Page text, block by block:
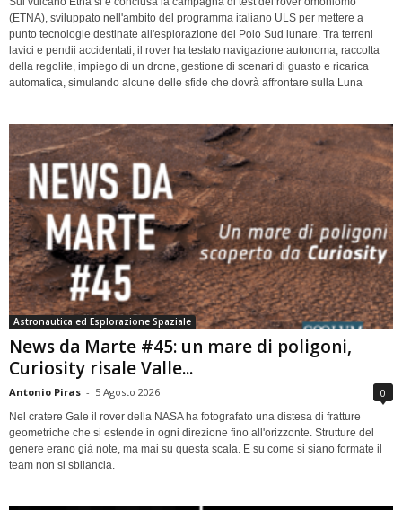
(ETNA), sviluppato nell'ambito del programma italiano ULS per mettere a
punto tecnologie destinate all'esplorazione del Polo Sud lunare. Tra terreni
lavici e pendii accidentati, il rover ha testato navigazione autonoma, raccolta
della regolite, impiego di un drone, gestione di scenari di guasto e ricarica
automatica, simulando alcune delle sfide che dovrà affrontare sulla Luna
Astronautica ed Esplorazione Spaziale
News da Marte #45: un mare di poligoni,
Curiosity risale Valle...
Antonio Piras - 5 Agosto 2026 0
Nel cratere Gale il rover della NASA ha fotografato una distesa di fratture
geometriche che si estende in ogni direzione fino all'orizzonte. Strutture del
genere erano già note, ma mai su questa scala. E su come si siano formate il
team non si sbilancia.